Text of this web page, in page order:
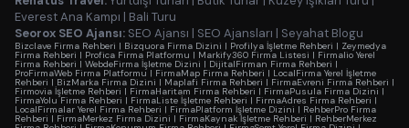
Everest Ana Kampı | Bali Turu
Seorox SEO Ajansı: SEO Ajansı | SEO Ajansları | Seyahat Blogu
Bizclave Firma Rehberi | Bizquora Firma Dizini | Profilya İşletme Rehberi | Zeymedya
Firma Rehberi | Profica Firma Platformu | Markify360 Firma Listesi | Firmalio Yerel
Firma Rehberi | WebdeFirma İşletme Dizini | DijitalFirman Firma Rehberi |
ProFirmaWeb Firma Platformu | FirmaMap Firma Rehberi | LocalFirma Yerel İşletme
Rehberi | BizMarka Firma Dizini | Maplafi Firma Rehberi | FirmaEvreni Firma Rehberi |
Firmovia İşletme Rehberi | FirmaHaritam Firma Rehberi | FirmaPusula Firma Dizini |
FirmaYolu Firma Rehberi | FirmaListe İşletme Rehberi | FirmaAdres Firma Rehberi |
LocalFirmalar Yerel Firma Rehberi | FirmaPlatform İşletme Dizini | RehberPro Firma
Rehberi | FirmaMerkez Firma Dizini | FirmaKaynak İşletme Rehberi | RehberMerkez